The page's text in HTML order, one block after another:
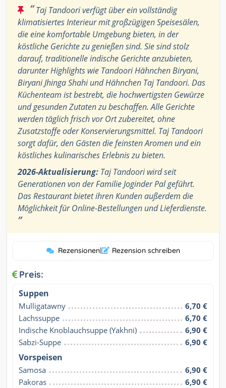
“Taj Tandoori verfügt über ein vollständig
klimatisiertes Interieur mit großzügigen Speisesälen,
die eine komfortable Umgebung bieten, in der
köstliche Gerichte zu genießen sind. Sie sind stolz
darauf, traditionelle indische Gerichte anzubieten,
darunter Highlights wie Tandoori Hähnchen Biryani,
Biryani Jhinga Shahi und Hähnchen Taj Tandoori. Das
Küchenteam ist bestrebt, die hochwertigsten Gewürze
und gesunden Zutaten zu beschaffen. Alle Gerichte
werden täglich frisch vor Ort zubereitet, ohne
Zusatzstoffe oder Konservierungsmittel. Taj Tandoori
sorgt dafür, den Gästen die feinsten Aromen und ein
köstliches kulinarisches Erlebnis zu bieten.
2026-Aktualisierung: Taj Tandoori wird seit
Generationen von der Familie Joginder Pal geführt.
Das Restaurant bietet ihren Kunden außerdem die
Möglichkeit für Online-Bestellungen und Lieferdienste.
”
Rezensionen| Rezension schreiben
Preis:
Suppen
Mulligatawny
6,70 €
Lachssuppe
6,70 €
Indische Knoblauchsuppe (Yakhni)
6,90 €
Sabzi-Suppe
6,90 €
Vorspeisen
Samosa
6,90 €
Pakoras
6,90 €